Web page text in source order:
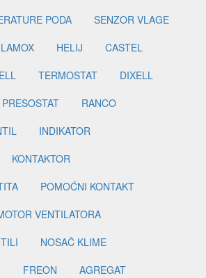
PODA
SENZOR VLAGE
HELIJ
CASTEL
TERMOSTAT
DIXELL
PRESOSTAT
RANCO
INDIKATOR
KONTAKTOR
POMOĆNI KONTAKT
VENTILATORA
NOSAČ KLIME
FREON
AGREGAT